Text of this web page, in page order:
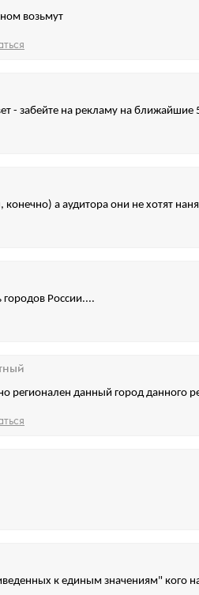
возьмут
- забейте на рекламу на ближайшие
конечно) а аудитора они не хотят
городов России....
регионален данный город данного
к единым значениям" кого